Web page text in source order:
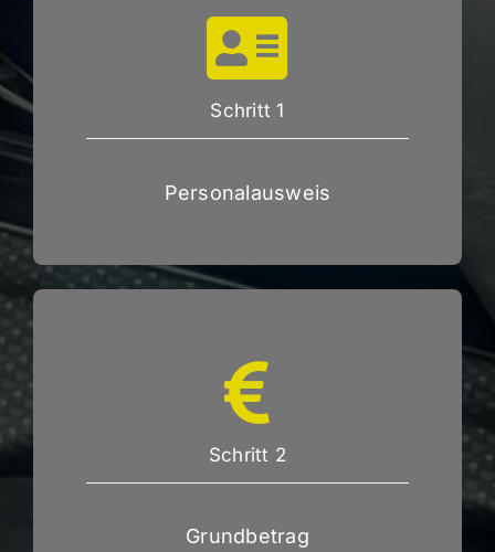
Schritt 1
Personalausweis
Schritt 2
Grundbetrag